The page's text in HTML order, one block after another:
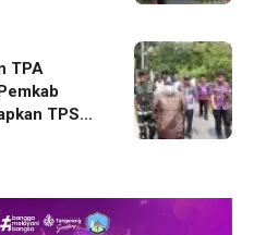
TPA
TPS3R